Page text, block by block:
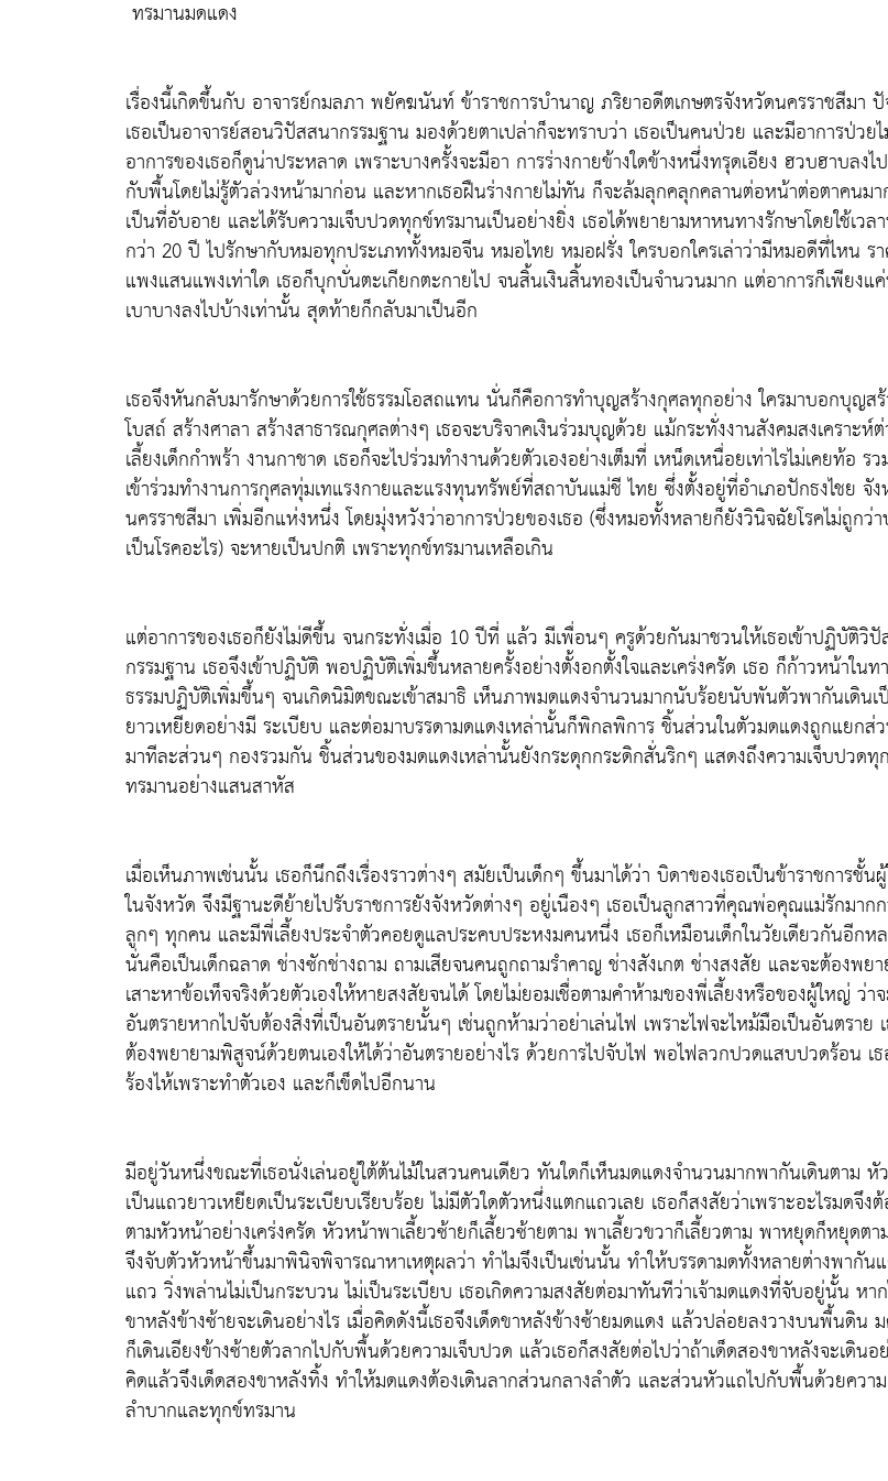
ทรมานมดแดง
เรื่องนี้เกิดขึ้นกับ อาจารย์กมลภา พยัคฆนันท์ข้าราชการบำนาญ ภริยาอดีตเกษตรจังหวัดนครราชสีมา
เธอเป็นอาจารย์สอนวิปัสสนากรรมฐาน มองด้วยตาเปล่าก็จะทราบว่า เธอเป็นคนป่วย และมีอาการป่วย
อาการของเธอก็ดูน่าประหลาด เพราะบางครั้งจะมีอา การร่างกายข้างใดข้างหนึ่งทรุดเอียง ฮวบฮาบลงไ
กับพื้นโดยไม่รู้ตัวล่วงหน้ามาก่อน และหากเธอฝืนร่างกายไม่ทัน ก็จะล้มลุกคลุกคลานต่อหน้าต่อตาคนม
เป็นที่อับอาย และได้รับความเจ็บปวดทุกข์ทรมานเป็นอย่างยิ่ง เธอได้พยายามหาหนทางรักษาโดยใช้เวล
กว่า 20 ปี ไปรักษากับหมอทุกประเภททั้งหมอจีน หมอไทย หมอฝรั่ง ใครบอกใครเล่าว่ามีหมอดีที่ไหน ร
แพงแสนแพงเท่าใด เธอก็บุกบั่นตะเกียกตะกายไป จนสิ้นเงินสิ้นทองเป็นจำนวนมาก แต่อาการก็เพียงแ
เบาบางลงไปบ้างเท่านั้น สุดท้ายก็กลับมาเป็นอีก
เธอจึงหันกลับมารักษาด้วยการใช้ธรรมโอสถแทน นั่นก็คือการทำบุญสร้างกุศลทุกอย่าง ใครมาบอกบุญส
โบสถ์ สร้างศาลา สร้างสาธารณกุศลต่างๆ เธอจะบริจาคเงินร่วมบุญด้วย แม้กระทั่งงานสังคมสงเคราะห์
เลี้ยงเด็กกำพร้า งานกาชาด เธอก็จะไปร่วมทำงานด้วยตัวเองอย่างเต็มที่ เหน็ดเหนื่อยเท่าไรไม่เคยท้อ ร
เข้าร่วมทำงานการกุศลทุ่มเทแรงกายและแรงทุนทรัพย์ที่สถาบันแม่ชี ไทย ซึ่งตั้งอยู่ที่อำเภอปักธงไชย จั
นครราชสีมา เพิ่มอีกแห่งหนึ่ง โดยมุ่งหวังว่าอาการป่วยของเธอ (ซึ่งหมอทั้งหลายก็ยังวินิจฉัยโรคไม่ถูกว่
เป็นโรคอะไร) จะหายเป็นปกติ เพราะทุกข์ทรมานเหลือเกิน
แต่อาการของเธอก็ยังไม่ดีขึ้น จนกระทั่งเมื่อ 10 ปีที่ แล้ว มีเพื่อนๆ ครูด้วยกันมาชวนให้เธอเข้าปฏิบัติวิ
กรรมฐาน เธอจึงเข้าปฏิบัติ พอปฏิบัติเพิ่มขึ้นหลายครั้งอย่างตั้งอกตั้งใจและเคร่งครัด เธอ ก็ก้าวหน้าในท
ธรรมปฏิบัติเพิ่มขึ้นๆ จนเกิดนิมิตขณะเข้าสมาธิ เห็นภาพมดแดงจำนวนมากนับร้อยนับพันตัวพากันเดินเ
ยาวเหยียดอย่างมี ระเบียบ และต่อมาบรรดามดแดงเหล่านั้นก็พิกลพิการ ชิ้นส่วนในตัวมดแดงถูกแยกส่
มาทีละส่วนๆ กองรวมกัน ชิ้นส่วนของมดแดงเหล่านั้นยังกระดุกกระดิกสั่นริกๆ แสดงถึงความเจ็บปวดทุ
ทรมานอย่างแสนสาหัส
เมื่อเห็นภาพเช่นนั้น เธอก็นึกถึงเรื่องราวต่างๆ สมัยเป็นเด็กๆ ขึ้นมาได้ว่า บิดาของเธอเป็นข้าราชการชั้น
ในจังหวัด จึงมีฐานะดีย้ายไปรับราชการยังจังหวัดต่างๆ อยู่เนืองๆ เธอเป็นลูกสาวที่คุณพ่อคุณแม่รักมาก
ลูกๆ ทุกคน และมีพี่เลี้ยงประจำตัวคอยดูแลประคบประหงมคนหนึ่ง เธอก็เหมือนเด็กในวัยเดียวกันอีกห
นั่นคือเป็นเด็กฉลาด ช่างซักช่างถาม ถามเสียจนคนถูกถามรำคาญ ช่างสังเกต ช่างสงสัย และจะต้องพย
เสาะหาข้อเท็จจริงด้วยตัวเองให้หายสงสัยจนได้ โดยไม่ยอมเชื่อตามคำห้ามของพี่เลี้ยงหรือของผู้ใหญ่ ว่า
อันตรายหากไปจับต้องสิ่งที่เป็นอันตรายนั้นๆ เช่นถูกห้ามว่าอย่าเล่นไฟ เพราะไฟจะไหม้มือเป็นอันตราย
ต้องพยายามพิสูจน์ด้วยตนเองให้ได้ว่าอันตรายอย่างไร ด้วยการไปจับไฟ พอไฟลวกปวดแสบปวดร้อน เธ
ร้องไห้เพราะทำตัวเอง และก็เข็ดไปอีกนาน
มีอยู่วันหนึ่งขณะที่เธอนั่งเล่นอยู่ใต้ต้นไม้ในสวนคนเดียว ทันใดก็เห็นมดแดงจำนวนมากพากันเดินตาม หั
เป็นแถวยาวเหยียดเป็นระเบียบเรียบร้อย ไม่มีตัวใดตัวหนึ่งแตกแถวเลย เธอก็สงสัยว่าเพราะอะไรมดจึง
ตามหัวหน้าอย่างเคร่งครัด หัวหน้าพาเลี้ยวซ้ายก็เลี้ยวซ้ายตาม พาเลี้ยวขวาก็เลี้ยวตาม พาหยุดก็หยุดตา
จึงจับตัวหัวหน้าขึ้นมาพินิจพิจารณาหาเหตุผลว่า ทำไมจึงเป็นเช่นนั้น ทำให้บรรดามดทั้งหลายต่างพากัน
แถว วิ่งพล่านไม่เป็นกระบวน ไม่เป็นระเบียบ เธอเกิดความสงสัยต่อมาทันทีว่าเจ้ามดแดงที่จับอยู่นั้น หา
ขาหลังข้างซ้ายจะเดินอย่างไร เมื่อคิดดังนี้เธอจึงเด็ดขาหลังข้างซ้ายมดแดง แล้วปล่อยลงวางบนพื้นดิน
ก็เดินเอียงข้างซ้ายตัวลากไปกับพื้นด้วยความเจ็บปวด แล้วเธอก็สงสัยต่อไปว่าถ้าเด็ดสองขาหลังจะเดินอ
คิดแล้วจึงเด็ดสองขาหลังทิ้ง ทำให้มดแดงต้องเดินลากส่วนกลางลำตัว และส่วนหัวแถไปกับพื้นด้วยควา
ลำบากและทุกข์ทรมาน